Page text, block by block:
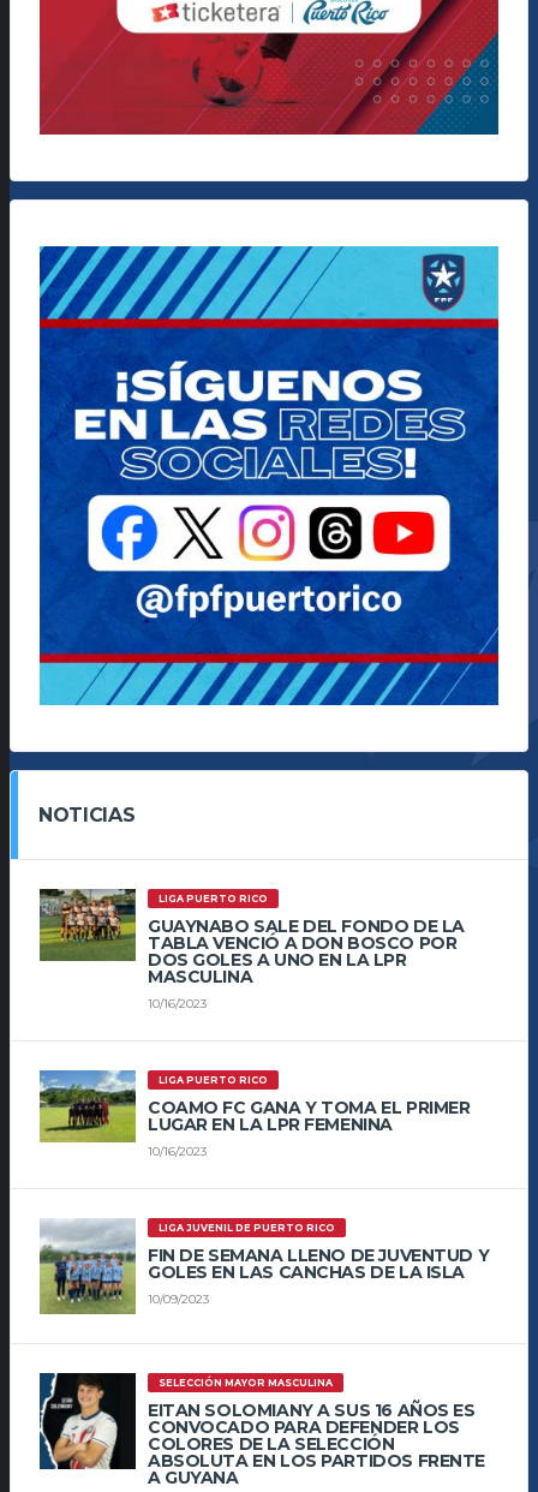
NOTICIAS
LIGA PUERTO RICO
GUAYNABO SALE DEL FONDO DE LA
TABLA VENCIÓ A DON BOSCO POR
DOS GOLES A UNO EN LA LPR
MASCULINA
10/16/2023
LIGA PUERTO RICO
COAMO FC GANA Y TOMA EL PRIMER
LUGAR EN LA LPR FEMENINA
10/16/2023
LIGA JUVENIL DE PUERTO RICO
FIN DE SEMANA LLENO DE JUVENTUD Y
GOLES EN LAS CANCHAS DE LA ISLA
10/09/2023
SELECCIÓN MAYOR MASCULINA
EITAN SOLOMIANY A SUS 16 AÑOS ES
CONVOCADO PARA DEFENDER LOS
COLORES DE LA SELECCIÓN
ABSOLUTA EN LOS PARTIDOS FRENTE
A GUYANA